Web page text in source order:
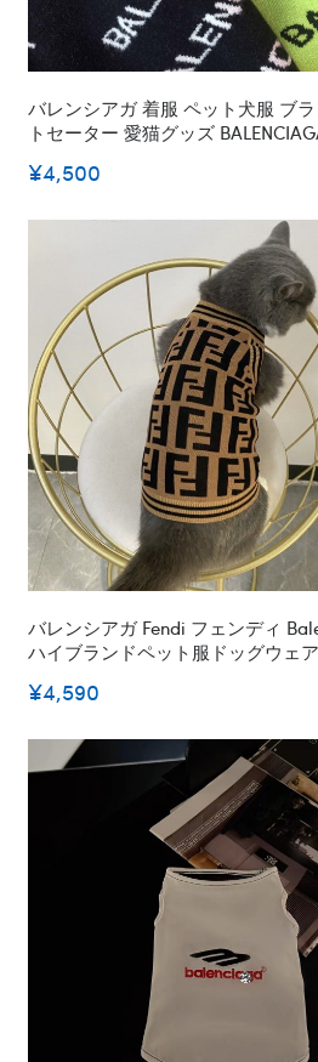
バレンシアガ 着服 ペット犬服 ブランド ニッ
トセーター 愛猫グッズ BALENCIAGA おしゃ
猫の服 小型犬 ペットウェア 秋冬着
¥4,500
バレンシアガ Fendi フェンディ
ハイブランドペット服ドッグウェ
ンド猫服ペット用服 トイプードル
¥4,590